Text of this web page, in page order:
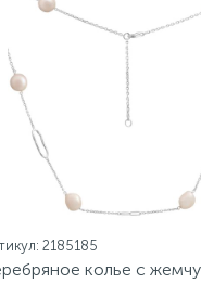
2185185
колье с